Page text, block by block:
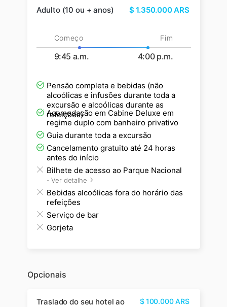
Adulto (10 ou + anos) $ 1.350.000ARS
Começo Fim
9:45 a.m. 4:00 p.m.
Pensão completa e bebidas (não
alcoólicas e infusões durante toda a
excursão e alcoólicas durante as
refeições)
Acomodação em Cabine Deluxe em
regime duplo com banheiro privativo
Guia durante toda a excursão
Cancelamento gratuito até 24 horas
antes do início
Bilhete de acesso ao Parque Nacional
-Ver detalhe
Bebidas alcoólicas fora do horário das
refeições
Serviço de bar
Gorjeta
Opcionais
Traslado do seu hotel ao
$100.000ARS